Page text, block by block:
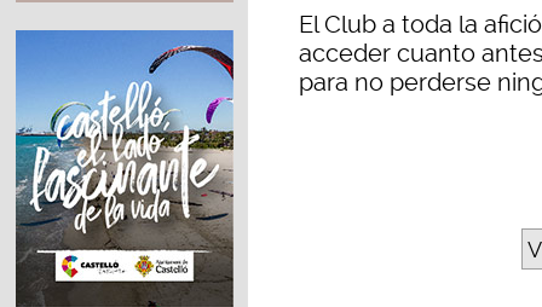
El Club a toda la
acceder cuanto
para no perderse